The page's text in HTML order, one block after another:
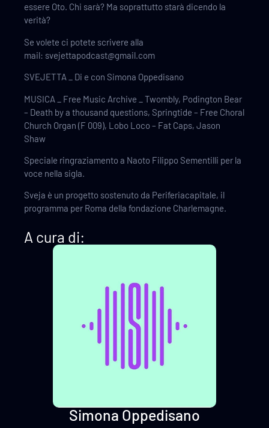
essere Oto. Chi sarà? Ma soprattutto starà dicendo la
verità?
Se volete ci potete scrivere alla
mail: svejettapodcast@gmail.com
SVEJETTA _ Di e con Simona Oppedisano
MUSICA _ Free Music Archive _ Twombly, Podington Bear
– Death by a thousand questions, Springtide – Free Choral
Church Organ (F 009), Lobo Loco – Fat Caps, Jason
Shaw
Speciale ringraziamento a Naoto Filippo Sementilli per la
voce nella sigla.
Sveja è un progetto sostenuto da Periferiacapitale, il
programma per Roma della fondazione Charlemagne.
A cura di:
Simona Oppedisano